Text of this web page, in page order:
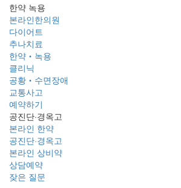
한약 녹용
본라인한의원
다이어트
추나치료
한약‧녹용
클리닉
공황‧수면장애
교통사고
예약하기
공진단·경옥고
본라인 한약
공진단·경옥고
본라인 상비약
상담예약
잦은 질문